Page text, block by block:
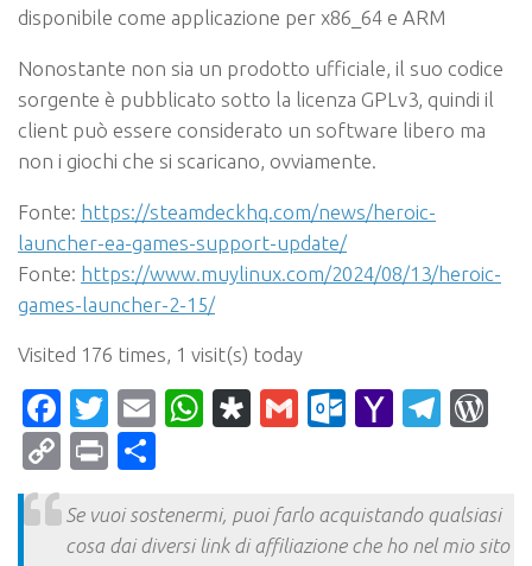
disponibile come applicazione per x86_64 e ARM
Nonostante non sia un prodotto ufficiale, il suo codice
sorgente è pubblicato sotto la licenza GPLv3, quindi il
client può essere considerato un software libero ma
non i giochi che si scaricano, ovviamente.
Fonte: https://steamdeckhq.com/news/heroic-
launcher-ea-games-support-update/
Fonte: https://www.muylinux.com/2024/08/13/heroic-
games-launcher-2-15/
Visited 176 times, 1 visit(s) today
Facebook
Twitter
EmailWhatsApp
Diaspora
Gmail Yahoo
CopyPrint
Se vuoi sostenermi, puoi farlo acquistando qualsiasi
cosa dai diversi link di affiliazione che ho nel mio sito